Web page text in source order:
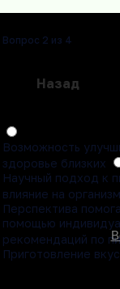
Вопрос 2 из 4
Назад
Возможность
здоровье близких
Научный подход к
влияние на организм
Перспектива
помощью
рекомендаций по
Приготовление